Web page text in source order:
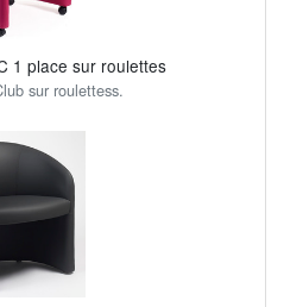
1 place sur roulettes
sur roulettess.